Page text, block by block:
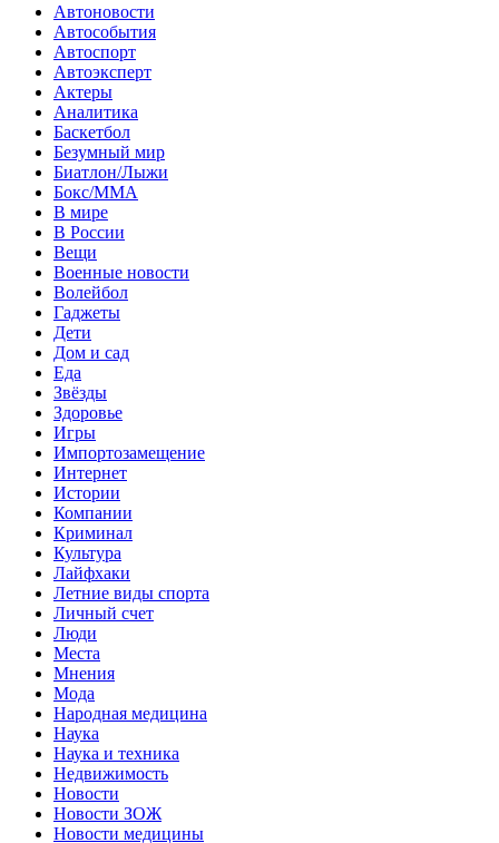
Автоновости
Автособытия
Автоспорт
Автоэксперт
Актеры
Аналитика
Баскетбол
Безумный мир
Биатлон/Лыжи
Бокс/MMA
В мире
В России
Вещи
Военные новости
Волейбол
Гаджеты
Дети
Дом и сад
Еда
Звёзды
Здоровье
Игры
Импортозамещение
Интернет
Истории
Компании
Криминал
Культура
Лайфхаки
Летние виды спорта
Личный счет
Люди
Места
Мнения
Мода
Народная медицина
Наука
Наука и техника
Недвижимость
Новости
Новости ЗОЖ
Новости медицины